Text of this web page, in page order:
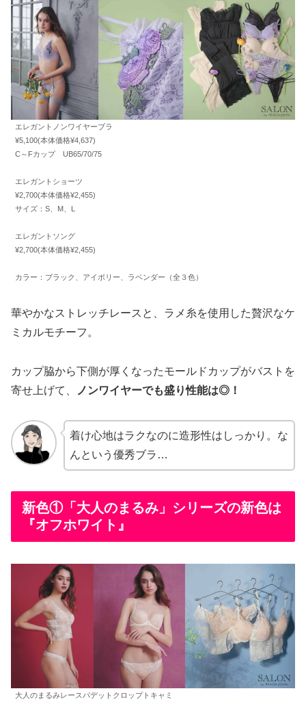
エレガントノンワイヤーブラ
¥5,100(本体価格¥4,637)
C～Fカップ UB65/70/75
エレガントショーツ
¥2,700(本体価格¥2,455)
サイズ：S、M、L
エレガントソング
¥2,700(本体価格¥2,455)
カラー：ブラック、アイボリー、ラベンダー（全３色）
華やかなストレッチレースと、ラメ糸を使用した贅沢なケ
ミカルモチーフ。
カップ脇から下側が厚くなったモールドカップがバストを
寄せ上げて、
ノンワイヤーでも盛り性能は◎！
着け心地はラクなのに造形性はしっかり。な
んという優秀ブラ…
新色①「大人のまるみ」シリーズの新色は
『オフホワイト』
大人のまるみレースパデットクロップトキャミ